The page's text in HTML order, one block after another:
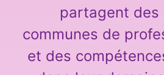
partagent des
communes de
et des